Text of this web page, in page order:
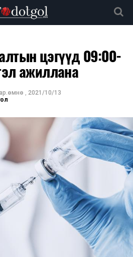
цэгүүд 09:00-
ажиллана
, 2021/10/13